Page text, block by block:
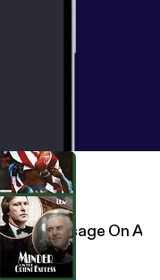
It’s Sausage On A